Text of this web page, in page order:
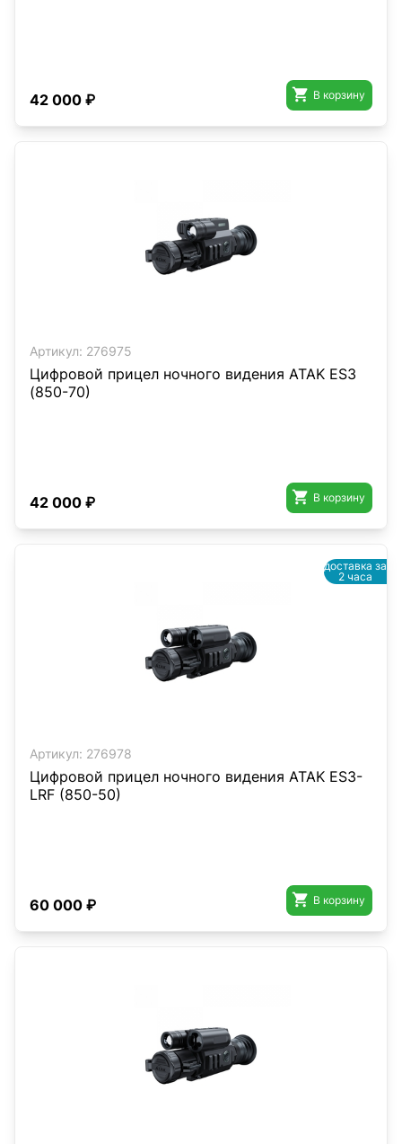
42 000 ₽  В корзину
Артикул: 276975
Цифровой прицел ночного видения ATAK ES3
(850-70)
42 000 ₽  В корзину
Артикул: 276978
Цифровой прицел ночного видения ATAK ES3-
LRF (850-50)
60 000 ₽  В корзину
доставка за
2 часа